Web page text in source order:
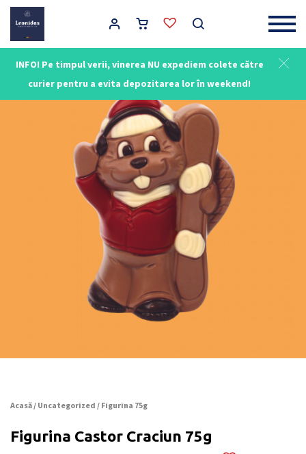
INFO! Pe timpul verii, vinerea NU expediem colete către
curier pentru a evita depozitarea lor în weekend!
Main Navigation
Acasă / Uncategorized / Figurina 75g
Figurina Castor Craciun 75g